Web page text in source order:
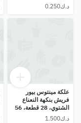
علكة مينتوس بيور
فريش بنكهة النعناع
الشتوي، 28 قطعة، 56
غرام